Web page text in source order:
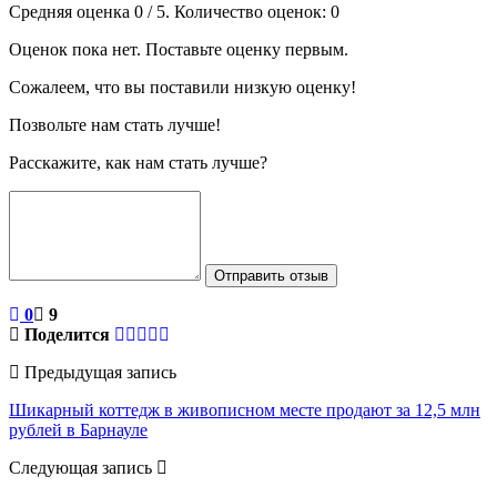
Средняя оценка 0 / 5. Количество оценок: 0
Оценок пока нет. Поставьте оценку первым.
Сожалеем, что вы поставили низкую оценку!
Позвольте нам стать лучше!
Расскажите, как нам стать лучше?
Отправить отзыв
0
9
Поделится
Предыдущая запись
Шикарный коттедж в живописном месте продают за 12,5 млн
рублей в Барнауле
Следующая запись